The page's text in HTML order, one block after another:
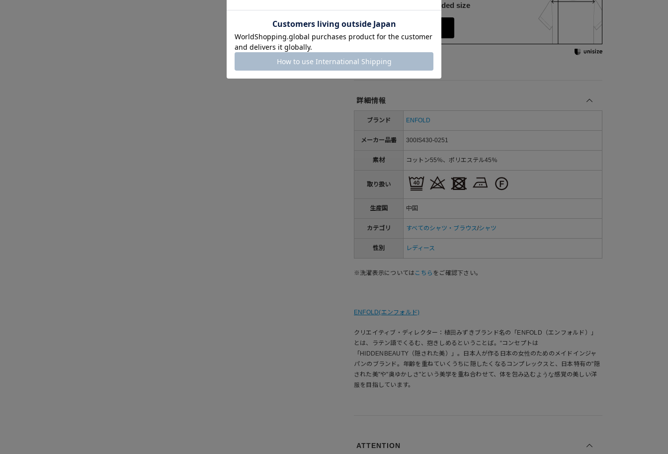
Check the recommended size
詳細情報
ブランド ENFOLD
メーカー品番 300IS430-0251
素材 コットン55％、ポリエステル45％
取り扱い
生産国 中国
カテゴリ すべてのシャツ・ブラウス/シャツ
性別 レディース
※洗濯表示については こちら をご確認下さい。
ENFOLD(エンフォルド)
クリエイティブ・ディレクター：植田みずきブランド名の「ENFOLD（エンフォルド）」
とは、ラテン語でくるむ、抱きしめるということば。“コンセプトは
「HIDDENBEAUTY（隠された美）」。日本人が作る日本の女性のためのメイドインジャ
パンのブランド。年齢を重ねていくうちに隠したくなるコンプレックスと、日本特有の"隠
された美"や"奥ゆかしさ"という美学を重ね合わせて、体を包み込むような感覚の美しい洋
服を目指しています。
ATTENTION